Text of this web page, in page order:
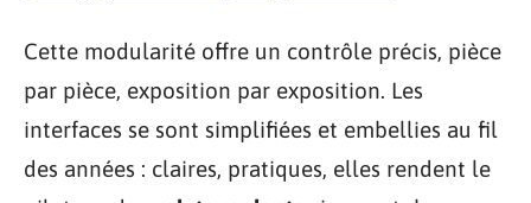
Cette modularité offre un contrôle précis, pièce
par pièce, exposition par exposition. Les
interfaces se sont simplifiées et embellies au fil
des années : claires, pratiques, elles rendent le